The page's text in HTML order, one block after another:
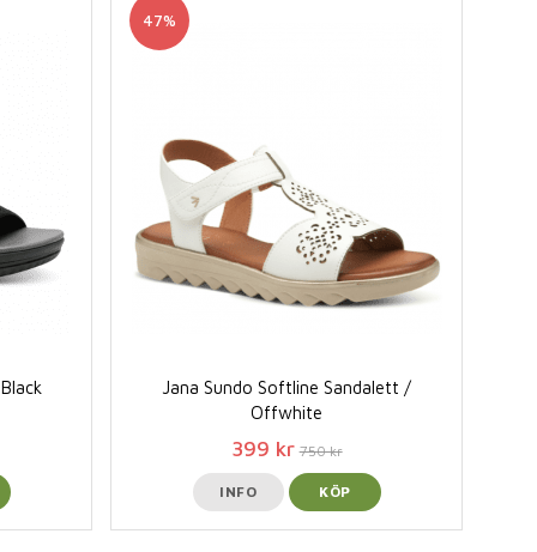
47%
Jana Sundo Softline Sandalett /
Offwhite
399 kr 750 kr
INFO KÖP